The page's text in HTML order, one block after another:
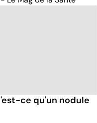
ce qu'un nodule